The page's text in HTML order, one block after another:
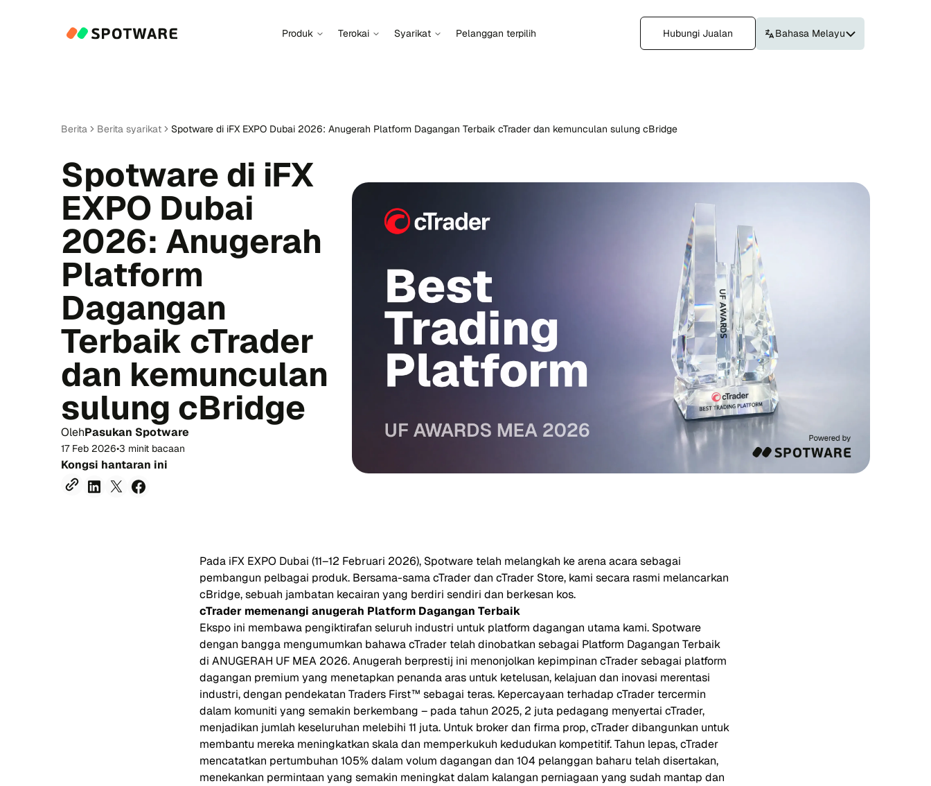
Produk Terokai Syarikat Pelanggan terpilih Hubungi Jualan Bahasa Melayu
Berita Berita syarikat Spotware di iFX EXPO Dubai 2026: Anugerah Platform Dagangan Terbaik cTrader dan kemunculan sulung cBridge
Spotware di iFX
EXPO Dubai
2026: Anugerah
Platform
Dagangan
Terbaik cTrader
dan kemunculan
sulung cBridge
OlehPasukan Spotware
17 Feb 2026•3 minit bacaan
Kongsi hantaran ini
Pada iFX EXPO Dubai (11–12 Februari 2026), Spotware telah melangkah ke arena acara sebagai
pembangun pelbagai produk. Bersama-sama cTrader dan cTrader Store, kami secara rasmi melancarkan
cBridge, sebuah jambatan kecairan yang berdiri sendiri dan berkesan kos.
cTrader memenangi anugerah Platform Dagangan Terbaik
Ekspo ini membawa pengiktirafan seluruh industri untuk platform dagangan utama kami. Spotware
dengan bangga mengumumkan bahawa cTrader telah dinobatkan sebagai Platform Dagangan Terbaik
di ANUGERAH UF MEA 2026. Anugerah berprestij ini menonjolkan kepimpinan cTrader sebagai platform
dagangan premium yang menetapkan penanda aras untuk ketelusan, kelajuan dan inovasi merentasi
industri,dengan pendekatan Traders First™ sebagai teras. Kepercayaan terhadap cTrader tercermin
dalam komuniti yang semakin berkembang – pada tahun 2025, 2 juta pedagang menyertai cTrader,
menjadikan jumlah keseluruhan melebihi 11 juta. Untuk broker dan firma prop, cTrader dibangunkan untuk
membantu mereka meningkatkan skala dan memperkukuh kedudukan kompetitif. Tahun lepas, cTrader
mencatatkan pertumbuhan 105% dalam volum dagangan dan 104 pelanggan baharu telah disertakan,
menekankan permintaan yang semakin meningkat dalam kalangan perniagaan yang sudah mantap dan